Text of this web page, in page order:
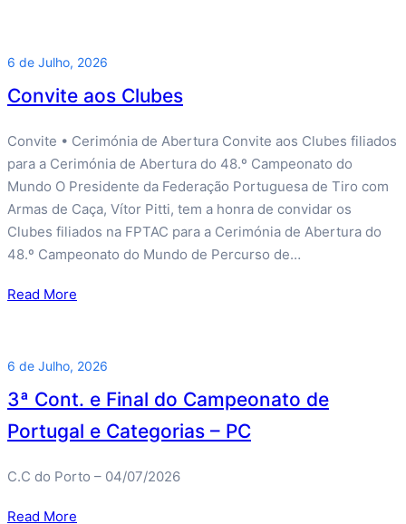
6 de Julho, 2026
Convite aos Clubes
Convite • Cerimónia de Abertura Convite aos Clubes filiados
para a Cerimónia de Abertura do 48.º Campeonato do
Mundo O Presidente da Federação Portuguesa de Tiro com
Armas de Caça, Vítor Pitti, tem a honra de convidar os
Clubes filiados na FPTAC para a Cerimónia de Abertura do
48.º Campeonato do Mundo de Percurso de…
Read More
6 de Julho, 2026
3ª Cont. e Final do Campeonato de
Portugal e Categorias – PC
C.C do Porto – 04/07/2026
Read More